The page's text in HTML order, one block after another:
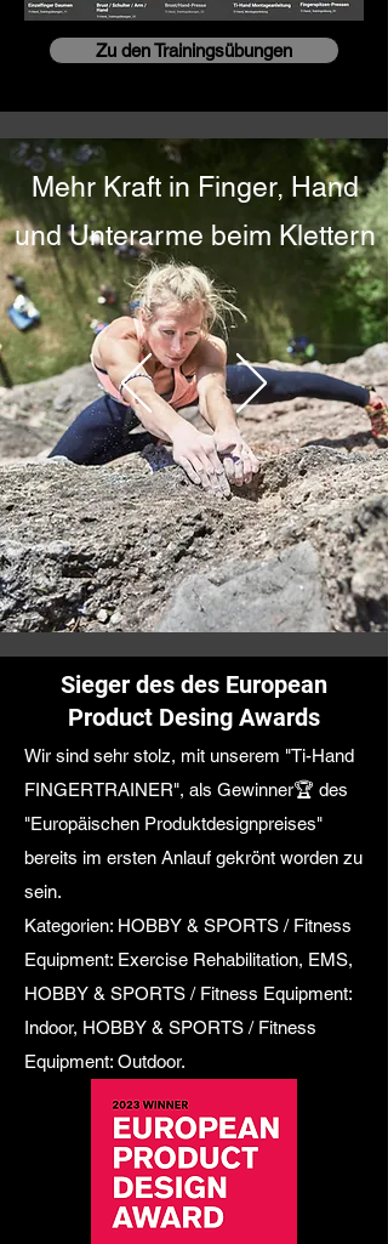
Zu den Trainingsübungen
Mehr Kraft in Finger, Hand
und Unterarme beim Klettern
Sieger des des European
Product Desing Awards
Wir sind sehr stolz, mit unserem "Ti-Hand
FINGERTRAINER", als Gewinner🏆 des
"Europäischen Produktdesignpreises"
bereits im ersten Anlauf gekrönt worden zu
sein.
Kategorien: HOBBY & SPORTS / Fitness
Equipment: Exercise Rehabilitation, EMS,
HOBBY & SPORTS / Fitness Equipment:
Indoor, HOBBY & SPORTS / Fitness
Equipment: Outdoor.